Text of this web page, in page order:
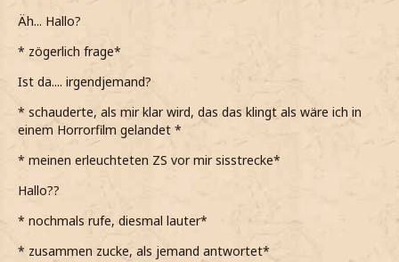
Äh... Hallo?
* zögerlich frage*
Ist da.... irgendjemand?
* schauderte, als mir klar wird, das das klingt als wäre ich in
einem Horrorfilm gelandet *
* meinen erleuchteten ZS vor mir sisstrecke*
Hallo??
* nochmals rufe, diesmal lauter*
* zusammen zucke, als jemand antwortet*